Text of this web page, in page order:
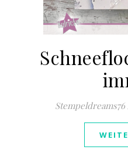
Stempeldreams76